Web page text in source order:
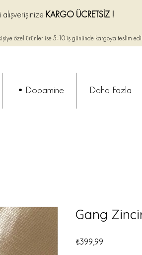
özel ürünler ise 5-10 iş gününde kargoya teslim
KARGO ÜCRETSİZ !
•Dopamine Daha Fazla
Gang
₺399,99